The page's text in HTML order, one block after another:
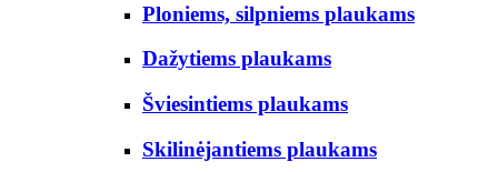
Ploniems, silpniems plaukams
Dažytiems plaukams
Šviesintiems plaukams
Skilinėjantiems plaukams